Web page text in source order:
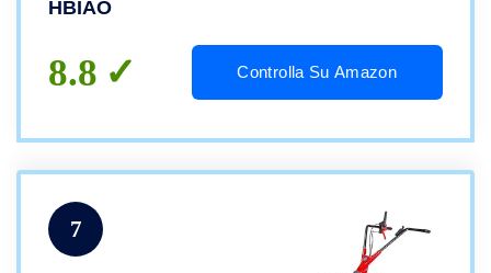
HBIAO
8.8 Controlla Su Amazon
7